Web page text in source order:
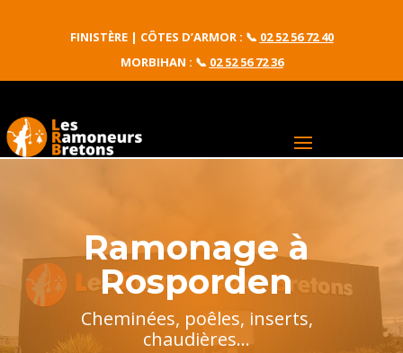
FINISTÈRE | CÔTES D’ARMOR : 📞 02 52 56 72 40
MORBIHAN : 📞 02 52 56 72 36
Ramonage à
Rosporden
Cheminées, poêles, inserts,
chaudières...